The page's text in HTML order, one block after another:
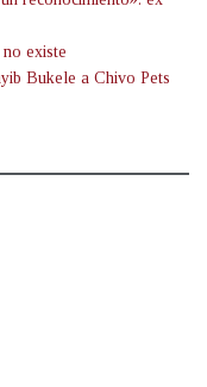
existe
Bukele a Chivo Pets